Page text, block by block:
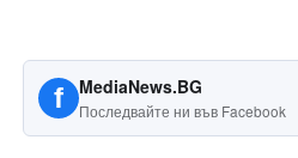
f MediaNews.BG
Последвайте ни във Facebook